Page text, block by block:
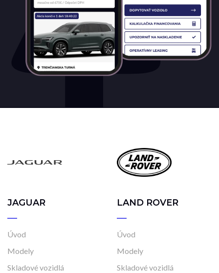
JAGUAR
Úvod
Modely
Skladové vozidlá
LAND ROVER
Úvod
Modely
Skladové vozidlá